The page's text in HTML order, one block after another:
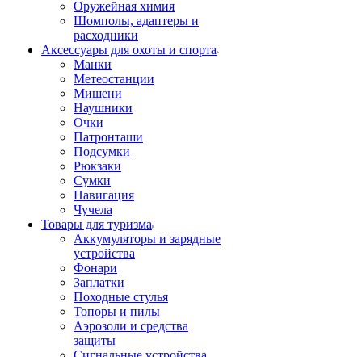
Оружейная химия
Шомполы, адаптеры и
расходники
Аксессуары для охоты и спорта
Манки
Метеостанции
Мишени
Наушники
Очки
Патронташи
Подсумки
Рюкзаки
Сумки
Навигация
Чучела
Товары для туризма
Аккумуляторы и зарядные
устройства
Фонари
Заплатки
Походные стулья
Топоры и пилы
Аэрозоли и средства
защиты